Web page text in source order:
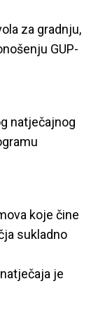
za gradnju,
GUP-
natječajnog
koje čine
sukladno
je